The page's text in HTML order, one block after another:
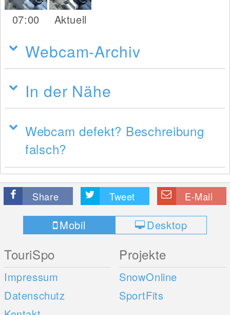
07:00 Aktuell
Webcam-Archiv
In der Nähe
Webcam defekt? Beschreibung
falsch?
Share Tweet E-Mail
Mobil Desktop
TouriSpo
Impressum
Datenschutz
Projekte
SnowOnline
SportFits